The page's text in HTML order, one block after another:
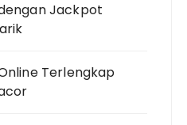
Jackpot
Terlengkap